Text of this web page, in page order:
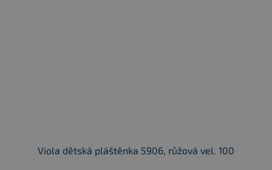
Viola dětská pláštěnka 5906, růžová vel. 100